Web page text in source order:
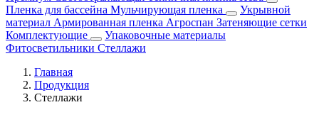
Пленка для бассейна Мульчирующая пленка
Укрывной
материал Армированная пленка Агроспан Затеняющие сетки
Комплектующие
Упаковочные материалы
Фитосветильники Стеллажи
Главная
Продукция
Стеллажи